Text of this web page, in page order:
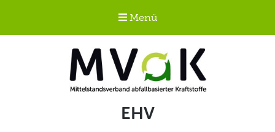
Menü
Mittelstandsverband
abfallbasierter
Schlagwort:
EHV